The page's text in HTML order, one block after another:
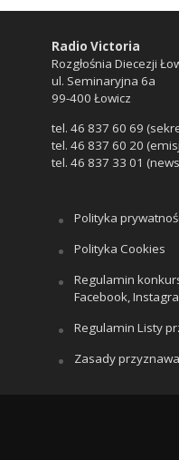
Radio Victoria
Rozgłośnia Diecezji
ul. Seminaryjna 6a
99-400 Łowicz
tel. 46 837 60 69
tel. 46 837 60 20
tel. 46 837 33 01
Polityka
Polityka Cookies
Regulamin
Facebook,
Regulamin Listy
Zasady